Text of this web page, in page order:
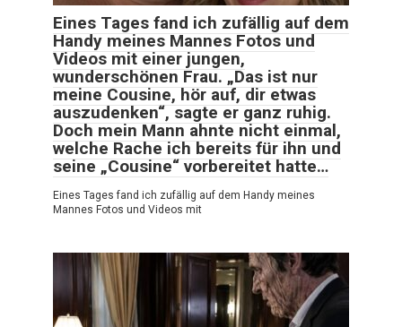
Eines Tages fand ich zufällig auf dem
Handy meines Mannes Fotos und
Videos mit einer jungen,
wunderschönen Frau. „Das ist nur
meine Cousine, hör auf, dir etwas
auszudenken“, sagte er ganz ruhig.
Doch mein Mann ahnte nicht einmal,
welche Rache ich bereits für ihn und
seine „Cousine“ vorbereitet hatte…
Eines Tages fand ich zufällig auf dem Handy meines
Mannes Fotos und Videos mit